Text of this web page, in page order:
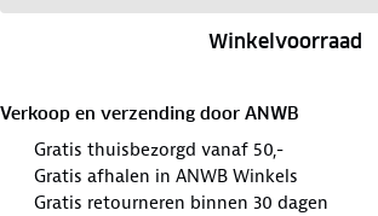
Winkelvoorraad
Verkoop en verzending door ANWB
Gratis thuisbezorgd vanaf 50,-
Gratis afhalen in ANWB Winkels
Gratis retourneren binnen 30 dagen